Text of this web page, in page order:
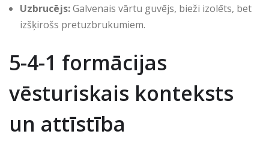
Uzbrucējs:Galvenais vārtu guvējs, bieži izolēts, bet
izšķirošs pretuzbrukumiem.
5-4-1 formācijas
vēsturiskais konteksts
un attīstība